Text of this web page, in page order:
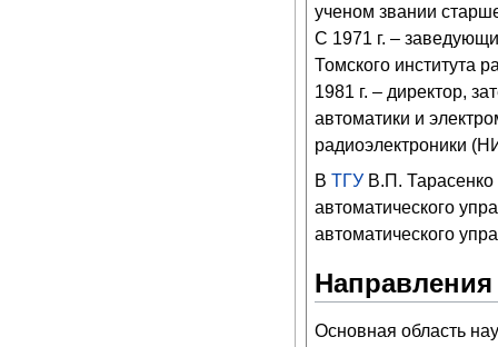
ученом звании
С 1971 г. –
Томского института
1981 г. – директор,
автоматики и
радиоэлектроники
В ТГУВ.П. Тарасенко
автоматического
автоматического
Основная область